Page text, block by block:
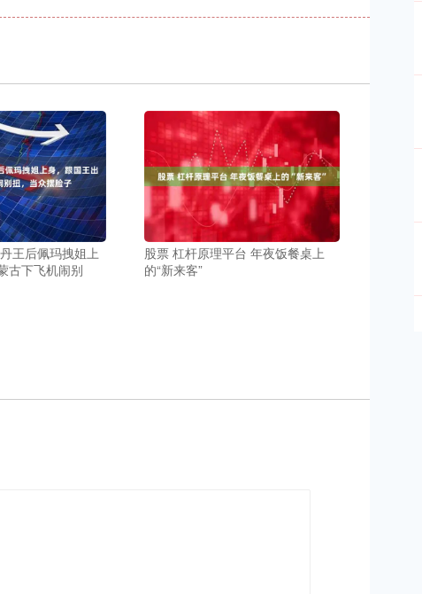
王后佩玛拽姐上
古下飞机闹别
股票 杠杆原理平台 年夜饭餐桌上
的“新来客”